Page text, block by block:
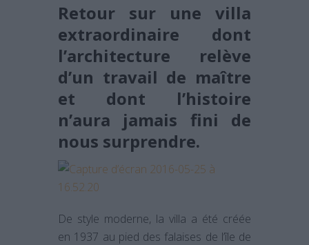
Retour sur une villa
extraordinaire dont
l’architecture relève
d’un travail de maître
et dont l’histoire
n’aura jamais fini de
nous surprendre.
De style moderne, la villa a été créée
en 1937 au pied des falaises de l’île de